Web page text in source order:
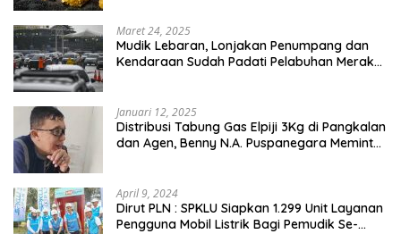
Maret 24, 2025
Mudik Lebaran, Lonjakan Penumpang dan
Kendaraan Sudah Padati Pelabuhan Merak
Januari 12, 2025
Distribusi Tabung Gas Elpiji 3Kg di Pangkalan
dan Agen, Benny N.A. Puspanegara Meminta
April 9, 2024
Dirut PLN : SPKLU Siapkan 1.299 Unit Layanan
Pengguna Mobil Listrik Bagi Pemudik Se-